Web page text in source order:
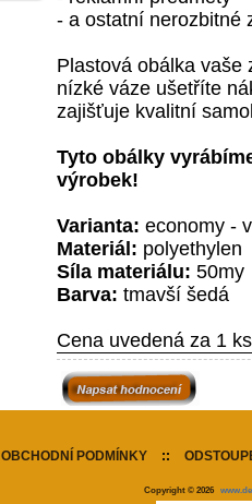
- a ostatní nerozbitné
Plastová obálka
nízké váze ušetříte
zajišťuje kvalitní
Tyto obálky
výrobek!
Varianta: economy -
Materiál: polyethylen
Síla materiálu: 50my
Barva: tmavší šedá
Cena uvedená za 1 ks
OBCHODNÍ PODMÍNKY ::
Copyright © 2026